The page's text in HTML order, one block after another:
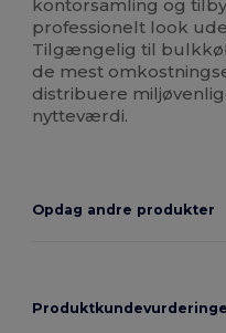
kontorsamling og
professionelt look
Tilgængelig til
de mest
distribuere
nytteværdi.
Opdag andre produkter